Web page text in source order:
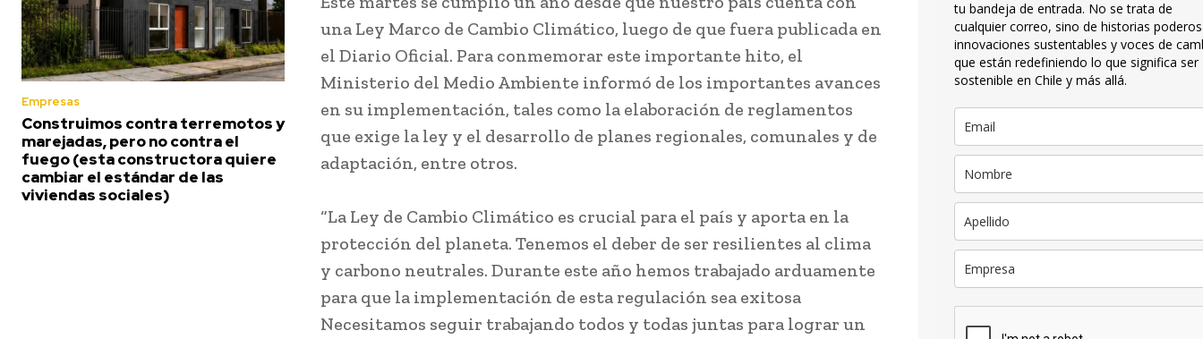
Empresas
Construimos contra terremotos y
marejadas, pero no contra el
fuego (esta constructora quiere
cambiar el estándar de las
viviendas sociales)
una Ley Marco de Cambio Climático, luego de que fuera publicada en
el Diario Oficial. Para conmemorar este importante hito, el
Ministerio del Medio Ambiente informó de los importantes avances
en su implementación, tales como la elaboración de reglamentos
que exige la ley y el desarrollo de planes regionales, comunales y de
adaptación, entre otros.
“La Ley de Cambio Climático es crucial para el país y aporta en la
protección del planeta. Tenemos el deber de ser resilientes al clima
y carbono neutrales. Durante este año hemos trabajado arduamente
para que la implementación de esta regulación sea exitosa
Necesitamos seguir trabajando todos y todas juntas para lograr un
tu bandeja de entrada. No se trata de
cualquier correo, sino de historias
innovaciones sustentables y voces de
que están redefiniendo lo que significa ser
sostenible en Chile y más allá.